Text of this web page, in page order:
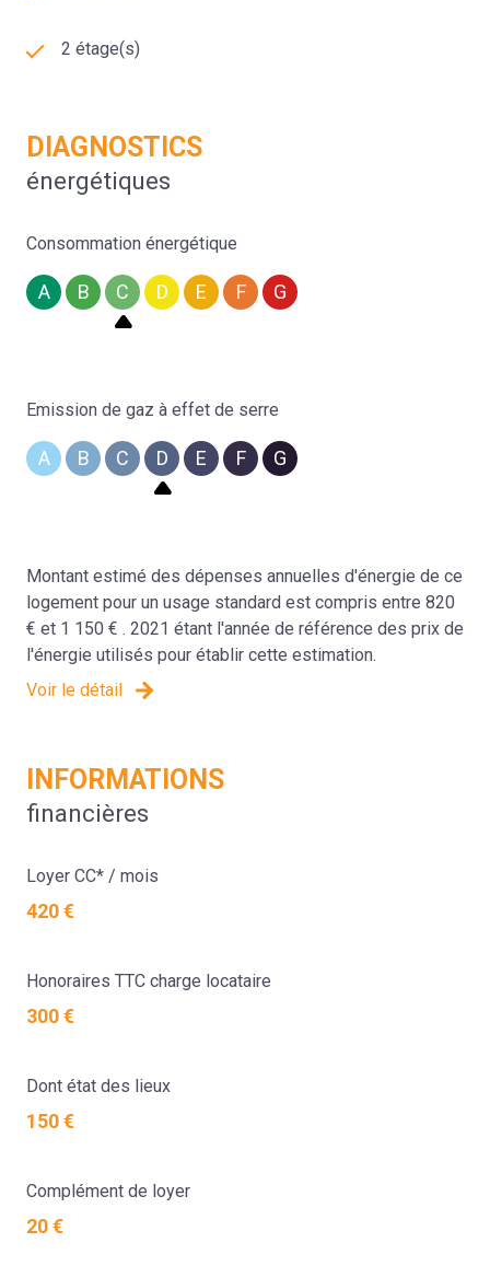
2 étage(s)
DIAGNOSTICS
énergétiques
Consommation énergétique
A B C D E F G
Emission de gaz à effet de serre
A B C D E F G
Montant estimé des dépenses annuelles d'énergie de ce
logement pour un usage standard est compris entre 820
€ et 1 150 € . 2021 étant l'année de référence des prix de
l'énergie utilisés pour établir cette estimation.
Voir le détail
INFORMATIONS
financières
Loyer CC* / mois
420 €
Honoraires TTC charge locataire
300 €
Dont état des lieux
150 €
Complément de loyer
20 €